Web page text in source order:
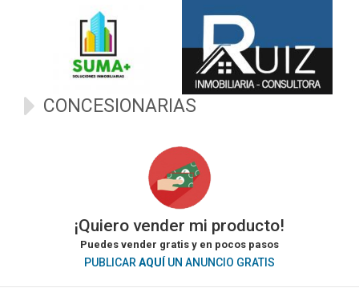
CONCESIONARIAS
¡Quiero vender mi producto!
Puedes vender gratis y en pocos pasos
PUBLICAR AQUÍ UN ANUNCIO GRATIS